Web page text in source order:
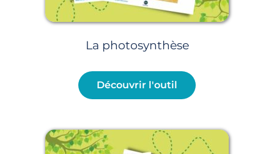
La photosynthèse
Découvrir l'outil